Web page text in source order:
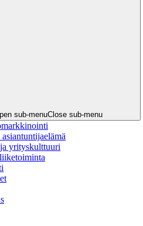
sub-menuClose sub-menu
yrityskulttuuri